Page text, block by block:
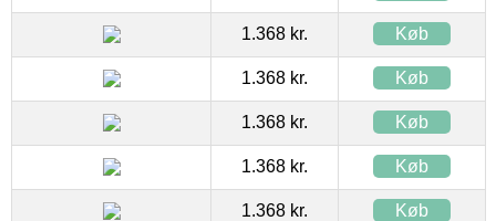
1.368 kr. Køb
1.368 kr. Køb
1.368 kr. Køb
1.368 kr. Køb
1.368 kr. Køb